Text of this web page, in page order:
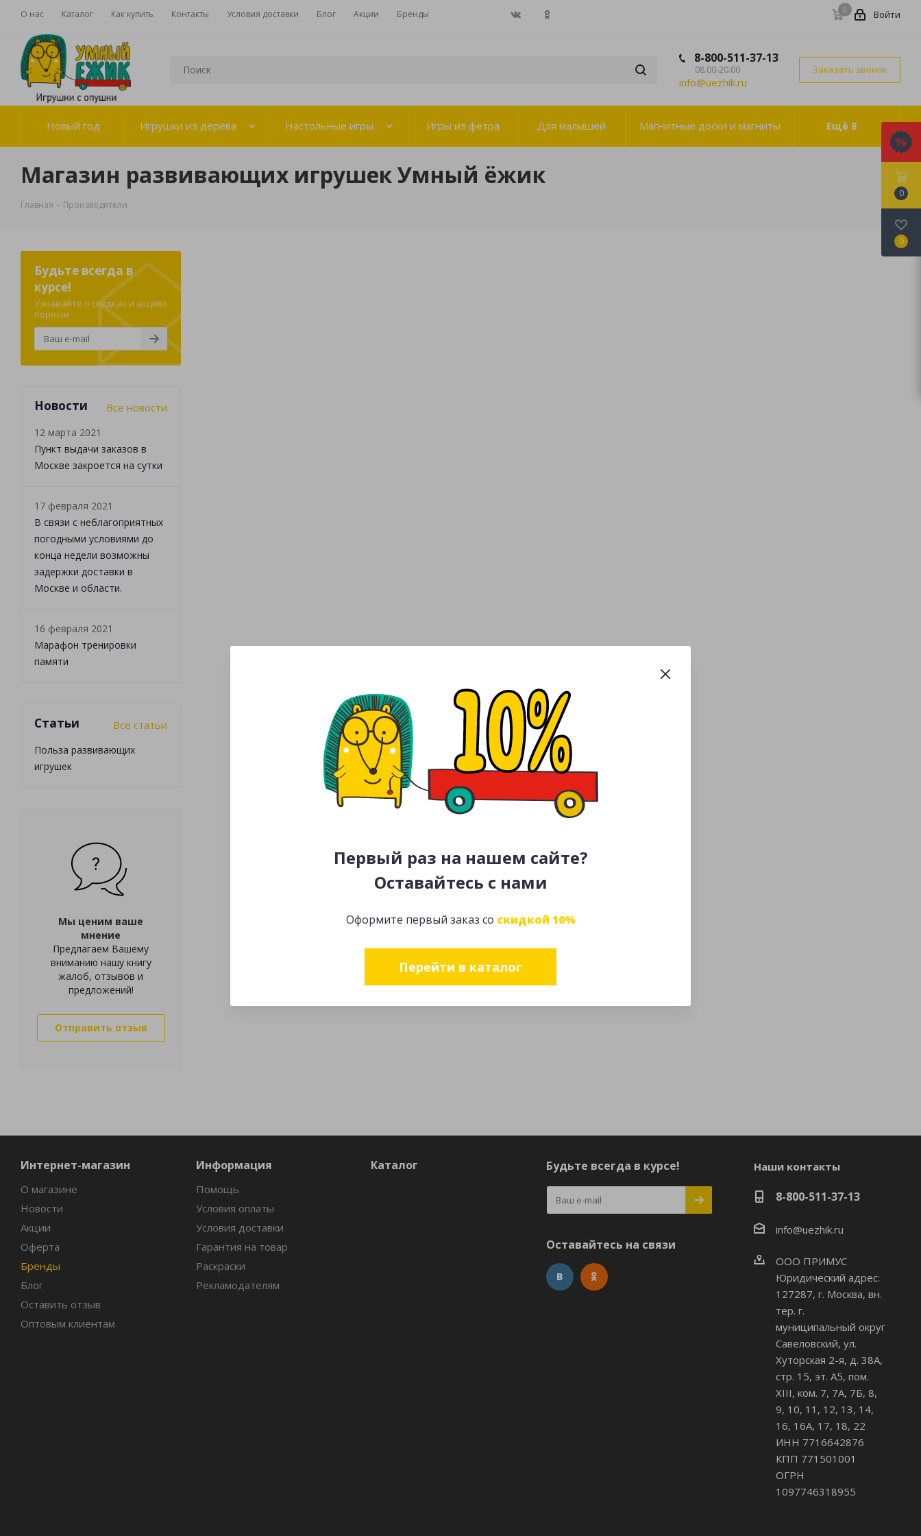
Первый раз на нашем сайте?
Оставайтесь с нами
Оформите первый заказ со скидкой 10%
Перейти в каталог
О нас Каталог Как купить Контакты Условия доставки Блог Акции Бренды 0 Войти
8-800-511-37-13
08.00-20.00
info@uezhik.ru
Заказать звонок
Новый год Игрушки из дерева Настольные игры Игры из фетра Для малышей Магнитные доски и магниты Ещё 8
Магазин развивающих игрушек Умный ёжик
Главная - Производители
Будьте всегда в
курсе!
Узнавайте о скидках и акциях
первым
Новости Все новости
12 марта 2021
Пункт выдачи заказов в
Москве закроется на сутки
17 февраля 2021
В связи с неблагоприятных
погодными условиями до
конца недели возможны
задержки доставки в
Москве и области.
16 февраля 2021
Марафон тренировки
памяти
Статьи Все статьи
Польза развивающих
игрушек
Мы ценим ваше
мнение
Предлагаем Вашему
вниманию нашу книгу
жалоб, отзывов и
предложений!
Отправить отзыв
Интернет-магазин
О магазине
Новости
Акции
Оферта
Бренды
Блог
Оставить отзыв
Оптовым клиентам
Информация
Помощь
Условия оплаты
Условия доставки
Гарантия на товар
Раскраски
Рекламодателям
Каталог Будьте всегда в курсе!
Оставайтесь на связи
Наши контакты
8-800-511-37-13
info@uezhik.ru
ООО ПРИМУС
Юридический адрес:
127287, г. Москва, вн.
тер. г.
муниципальный округ
Савеловский, ул.
Хуторская 2-я, д. 38А,
стр. 15, эт. А5, пом.
XIII, ком. 7, 7А, 7Б, 8,
9, 10, 11, 12, 13, 14,
16, 16А, 17, 18, 22
ИНН 7716642876
КПП 771501001
ОГРН
1097746318955
0
0